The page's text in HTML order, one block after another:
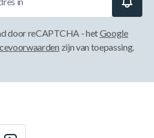
door reCAPTCHA - hetGoogle
zijn van toepassing.